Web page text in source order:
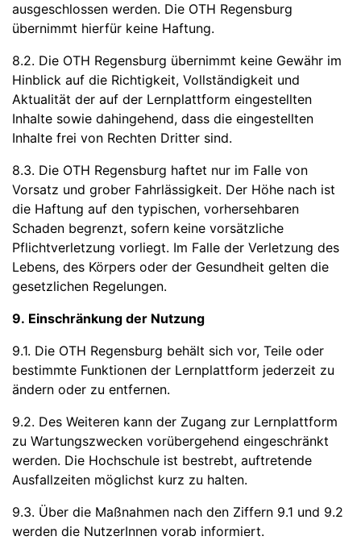
ausgeschlossen werden. Die OTH Regensburg
übernimmt hierfür keine Haftung.
8.2. Die OTH Regensburg übernimmt keine Gewähr im
Hinblick auf die Richtigkeit, Vollständigkeit und
Aktualität der auf der Lernplattform eingestellten
Inhalte sowie dahingehend, dass die eingestellten
Inhalte frei von Rechten Dritter sind.
8.3. Die OTH Regensburg haftet nur im Falle von
Vorsatz und grober Fahrlässigkeit. Der Höhe nach ist
die Haftung auf den typischen, vorhersehbaren
Schaden begrenzt, sofern keine vorsätzliche
Pflichtverletzung vorliegt. Im Falle der Verletzung des
Lebens, des Körpers oder der Gesundheit gelten die
gesetzlichen Regelungen.
9. Einschränkung der Nutzung
9.1. Die OTH Regensburg behält sich vor, Teile oder
bestimmte Funktionen der Lernplattform jederzeit zu
ändern oder zu entfernen.
9.2. Des Weiteren kann der Zugang zur Lernplattform
zu Wartungszwecken vorübergehend eingeschränkt
werden. Die Hochschule ist bestrebt, auftretende
Ausfallzeiten möglichst kurz zu halten.
9.3. Über die Maßnahmen nach den Ziffern 9.1 und 9.2
werden die NutzerInnen vorab informiert.